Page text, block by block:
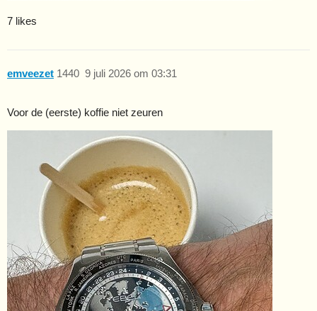
7 likes
emveezet 9 juli 2026 om 03:31
1440
Voor de (eerste) koffie niet zeuren